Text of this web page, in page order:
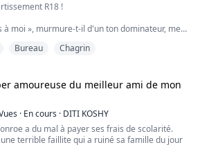
prends pour une pute ?"
que c'est un non ?"
tout ce que je voulais sav...
R18 !
à moi », murmure-t-il d'un ton dominateur, me
Il libère ma bouche et me retourne, une
mes seins rebondissant, le miroir me
l'image complète de ma soumission.
Peyt...
Bureau Chagrin
amoureuse du meilleur ami de mon
· En cours · DITI KOSHY
a du mal à payer ses frais de scolarité.
terrible faillite qui a ruiné sa famille du jour